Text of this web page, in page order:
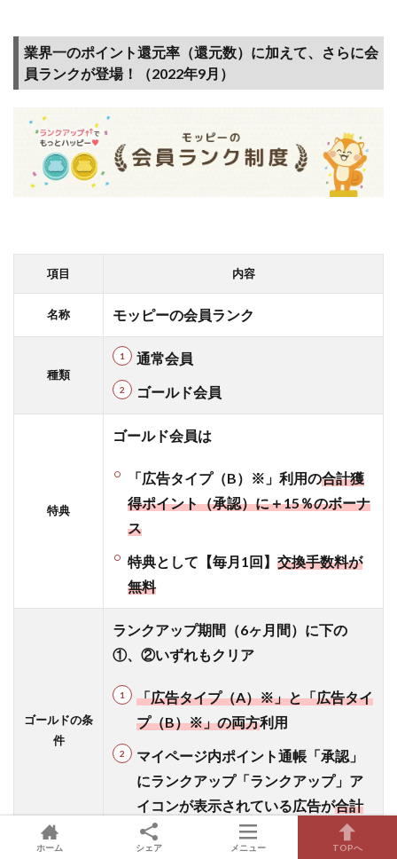
業界一のポイント還元率（還元数）に加えて、さらに会
員ランクが登場！（2022年9月）
項目 内容
名称 モッピーの会員ランク
種類
通常会員
ゴールド会員
特典
ゴールド会員は
「広告タイプ（B）※」利用の合計獲
得ポイント（承認）に＋15％のボーナ
ス
特典として【毎月1回】 交換手数料が
無料
ゴールドの条
件
ランクアップ期間（6ヶ月間）に下の
①、②いずれもクリア
「広告タイプ（A）※」と「広告タイ
プ（B）※」の両方利用
マイページ内ポイント通帳「承認」
にランクアップ「ランクアップ」ア
イコンが表示されている広告が合計
10,000P以上反映される。
ホーム シェア メニュー TOPへ